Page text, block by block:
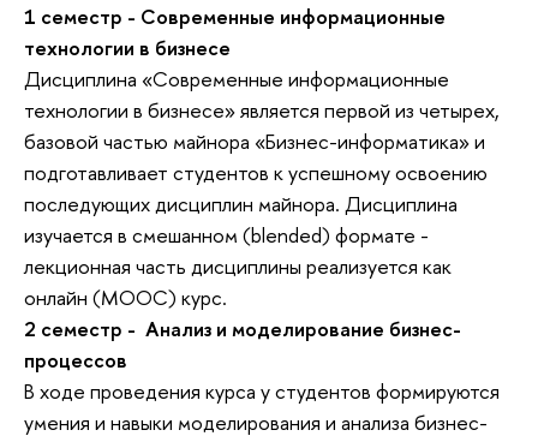
1 семестр - Современные информационные
технологии в бизнесе
Дисциплина «Современные информационные
технологии в бизнесе» является первой из четырех,
базовой частью майнора «Бизнес-информатика» и
подготавливает студентов к успешному освоению
последующих дисциплин майнора. Дисциплина
изучается в смешанном (blended) формате -
лекционная часть дисциплины реализуется как
онлайн (MOOC) курс.
2 семестр - Анализ и моделирование бизнес-
процессов
В ходе проведения курса у студентов формируются
умения и навыки моделирования и анализа бизнес-